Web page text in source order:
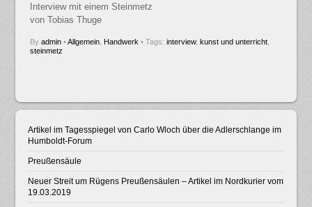
Interview mit einem Steinmetz
von Tobias Thuge
By admin• Allgemein, Handwerk • Tags: interview, kunst und unterricht,
steinmetz
Artikel im Tagesspiegel von Carlo Wloch über die Adlerschlange im
Humboldt-Forum
Preußensäule
Neuer Streit um Rügens Preußensäulen – Artikel im Nordkurier vom
19.03.2019